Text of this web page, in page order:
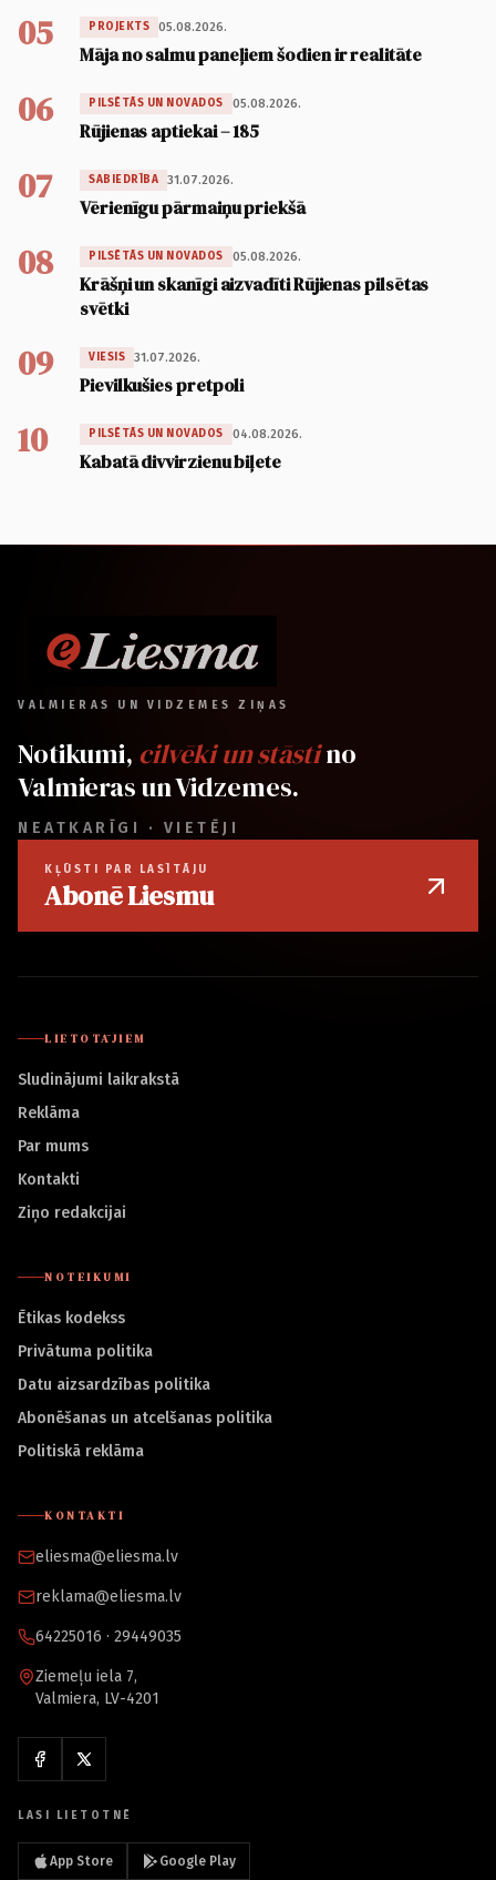
05 PROJEKTS 05.08.2026.
Māja no salmu paneļiem šodien ir realitāte
06 PILSĒTĀS UN NOVADOS 05.08.2026.
Rūjienas aptiekai – 185
07 SABIEDRĪBA 31.07.2026.
Vērienīgu pārmaiņu priekšā
08 PILSĒTĀS UN NOVADOS 05.08.2026.
Krāšņi un skanīgi aizvadīti Rūjienas pilsētas
svētki
09 VIESIS 31.07.2026.
Pievilkušies pretpoli
10 PILSĒTĀS UN NOVADOS 04.08.2026.
Kabatā divvirzienu biļete
VALMIERAS UN VIDZEMES ZIŅAS
Notikumi, cilvēki un stāstino
Valmieras un Vidzemes.
NEATKARĪGI · VIETĒJI
KĻŪSTI PAR LASĪTĀJU
Abonē Liesmu
LIETOTĀJIEM
Sludinājumi laikrakstā
Reklāma
Par mums
Kontakti
Ziņo redakcijai
NOTEIKUMI
Ētikas kodekss
Privātuma politika
Datu aizsardzības politika
Abonēšanas un atcelšanas politika
Politiskā reklāma
KONTAKTI
eliesma@eliesma.lv
reklama@eliesma.lv
64225016 · 29449035
Ziemeļu iela 7,
Valmiera, LV-4201
LASI LIETOTNĒ
App Store Google Play